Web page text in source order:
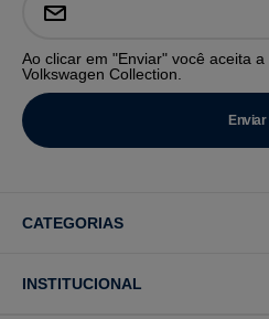
Ao clicar em "Enviar" você aceita a
Volkswagen Collection.
CATEGORIAS
INSTITUCIONAL